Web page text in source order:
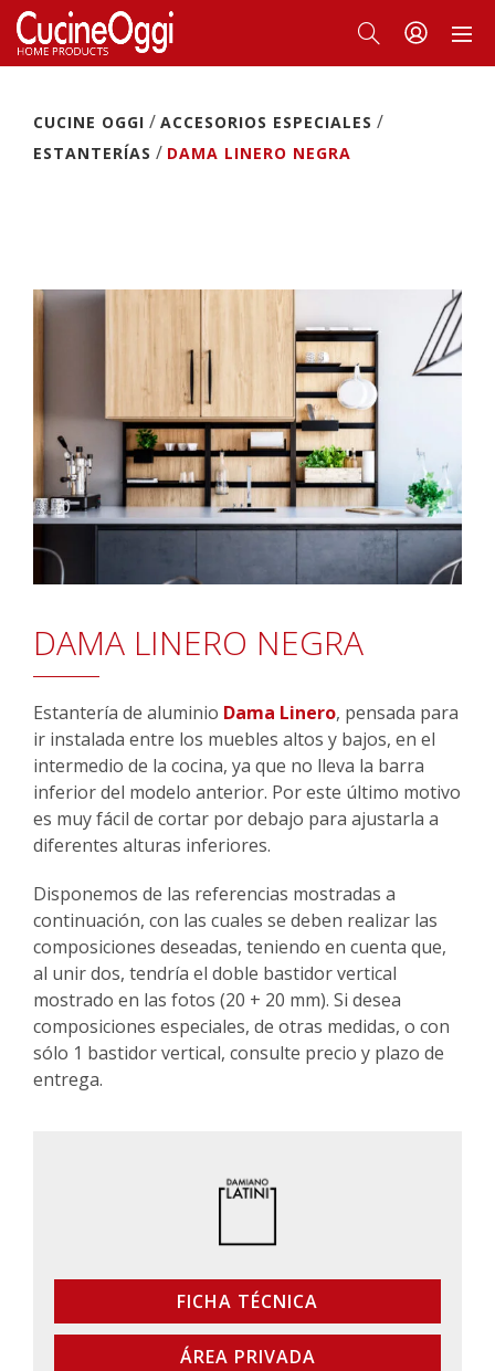
CUCINE OGGI / ACCESORIOS ESPECIALES /
ESTANTERÍAS / DAMA LINERO NEGRA
DAMA LINERO NEGRA
Estantería de aluminio Dama Linero, pensada para
ir instalada entre los muebles altos y bajos, en el
intermedio de la cocina, ya que no lleva la barra
inferior del modelo anterior. Por este último motivo
es muy fácil de cortar por debajo para ajustarla a
diferentes alturas inferiores.
Disponemos de las referencias mostradas a
continuación, con las cuales se deben realizar las
composiciones deseadas, teniendo en cuenta que,
al unir dos, tendría el doble bastidor vertical
mostrado en las fotos (20 + 20 mm). Si desea
composiciones especiales, de otras medidas, o con
sólo 1 bastidor vertical, consulte precio y plazo de
entrega.
FICHA TÉCNICA
ÁREA PRIVADA